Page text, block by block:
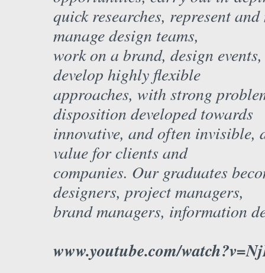
quick researches, represent
manage design teams,
work on a brand, design
develop highly flexible
approaches, with strong
disposition developed towards
innovative, and often
value for clients and
companies. Our graduates
designers, project managers,
brand managers, information
www.youtube.com/